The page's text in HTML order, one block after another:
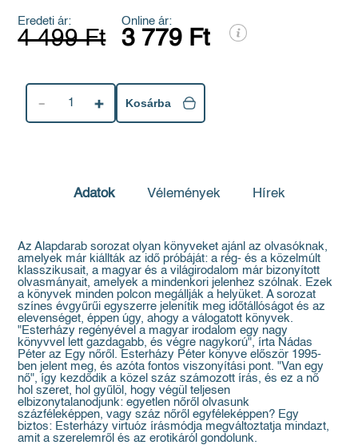
Eredeti ár:
4 499 Ft
Online ár:
3 779 Ft
1 Kosárba
Adatok Vélemények Hírek
Az Alapdarab sorozat olyan könyveket ajánl az olvasóknak,
amelyek már kiállták az idő próbáját: a rég- és a közelmúlt
klasszikusait, a magyar és a világirodalom már bizonyított
olvasmányait, amelyek a mindenkori jelenhez szólnak. Ezek
a könyvek minden polcon megállják a helyüket. A sorozat
színes évgyűrűi egyszerre jelenítik meg időtállóságot és az
elevenséget, éppen úgy, ahogy a válogatott könyvek.
"Esterházy regényével a magyar irodalom egy nagy
könyvvel lett gazdagabb, és végre nagykorú", írta Nádas
Péter az Egy nőről. Esterházy Péter könyve először 1995-
ben jelent meg, és azóta fontos viszonyítási pont. "Van egy
nő", így kezdődik a közel száz számozott írás, és ez a nő
hol szeret, hol gyűlöl, hogy végül teljesen
elbizonytalanodjunk: egyetlen nőről olvasunk
százféleképpen, vagy száz nőről egyféleképpen? Egy
biztos: Esterházy virtuóz írásmódja megváltoztatja mindazt,
amit a szerelemről és az erotikáról gondolunk.